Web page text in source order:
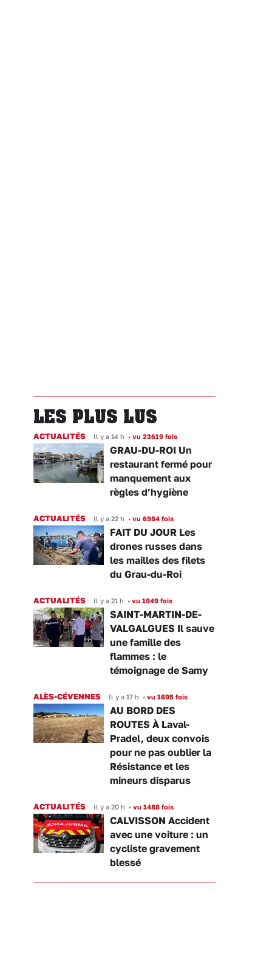
LES PLUS LUS
ACTUALITÉS Il y a 14 h • vu 23619 fois
GRAU-DU-ROI Un
restaurant fermé pour
manquement aux
règles d’hygiène
ACTUALITÉS Il y a 22 h • vu 6984 fois
FAIT DU JOUR Les
drones russes dans
les mailles des filets
du Grau-du-Roi
ACTUALITÉS Il y a 21 h • vu 1949 fois
SAINT-MARTIN-DE-
VALGALGUES Il sauve
une famille des
flammes : le
témoignage de Samy
ALÈS-CÉVENNES Il y a 17 h • vu 1695 fois
AU BORD DES
ROUTES À Laval-
Pradel, deux convois
pour ne pas oublier la
Résistance et les
mineurs disparus
ACTUALITÉS Il y a 20 h • vu 1488 fois
CALVISSON Accident
avec une voiture : un
cycliste gravement
blessé